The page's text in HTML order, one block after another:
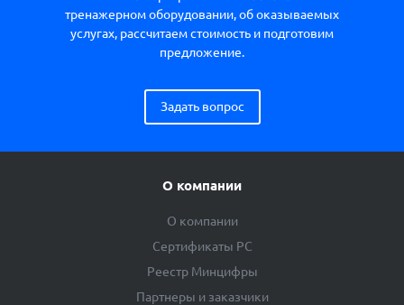
тренажерном оборудовании, об оказываемых
услугах, рассчитаем стоимость и подготовим
предложение.
Задать вопрос
О компании
О компании
Сертификаты РС
Реестр Минцифры
Партнеры и заказчики